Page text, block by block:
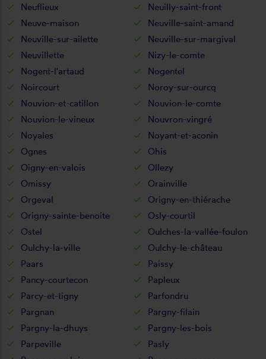
Neuflieux
Neuilly-saint-front
Neuve-maison
Neuville-saint-amand
Neuville-sur-ailette
Neuville-sur-margival
Neuvillette
Nizy-le-comte
Nogent-l'artaud
Nogentel
Noircourt
Noroy-sur-ourcq
Nouvion-et-catillon
Nouvion-le-comte
Nouvion-le-vineux
Nouvron-vingré
Noyales
Noyant-et-aconin
Ognes
Ohis
Oigny-en-valois
Ollezy
Omissy
Orainville
Orgeval
Origny-en-thiérache
Origny-sainte-benoite
Osly-courtil
Ostel
Oulches-la-vallée-foulon
Oulchy-la-ville
Oulchy-le-château
Paars
Paissy
Pancy-courtecon
Papleux
Parcy-et-tigny
Parfondru
Pargnan
Pargny-filain
Pargny-la-dhuys
Pargny-les-bois
Parpeville
Pasly